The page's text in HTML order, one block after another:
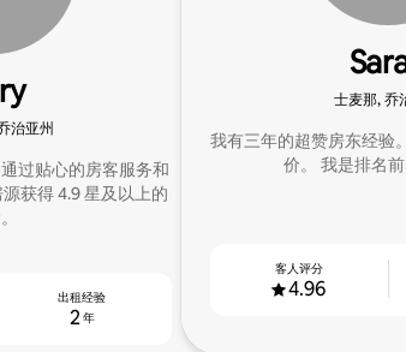
治亚州
过贴心的房客服务和
获得 4.9 星及以上的
2年
出租经验
士麦那, 乔
我有三年的超赞房东经验
价。 我是排名
4.96
客人评分